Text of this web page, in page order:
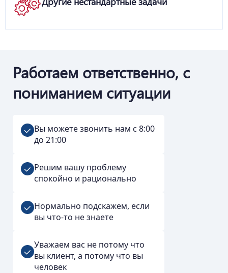
Работаем ответственно, с
пониманием ситуации
Вы можете звонить нам с 8:00
до 21:00
Решим вашу проблему
спокойно и рационально
Нормально подскажем, если
вы что-то не знаете
Уважаем вас не потому что
вы клиент, а потому что вы
человек